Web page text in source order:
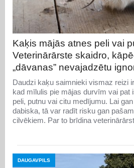
Kaķis mājās atnes peli vai
Veterinārārste skaidro,
„dāvanas” nevajadzētu
Daudzi kaķu saimnieki vismaz reizi
kad mīlulis pie mājas durvīm vai pat
peli, putnu vai citu medījumu. Lai
dabiska, tā var radīt risku gan
cilvēkiem. Par to brīdina
DAUGAVPILS